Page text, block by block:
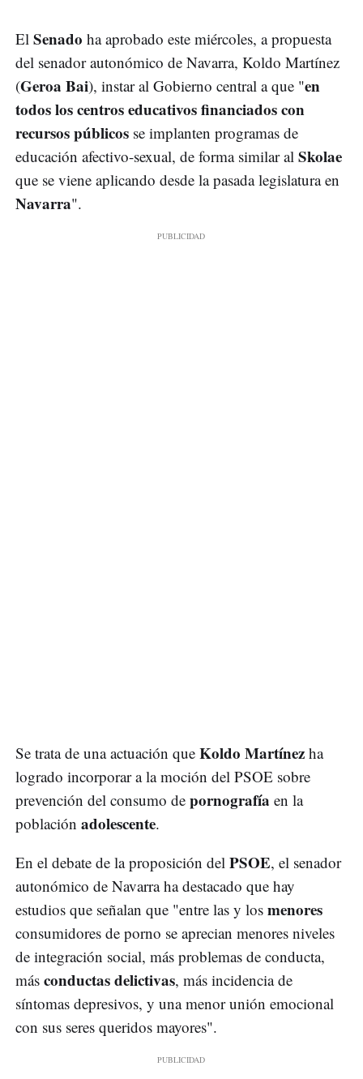
El Senado ha aprobado este miércoles, a propuesta
del senador autonómico de Navarra, Koldo Martínez
(Geroa Bai), instar al Gobierno central a que "en
todos los centros educativos financiados con
recursos públicos se implanten programas de
educación afectivo-sexual, de forma similar al Skolae
que se viene aplicando desde la pasada legislatura en
Navarra".
Se trata de una actuación que Koldo Martínez ha
logrado incorporar a la moción del PSOE sobre
prevención del consumo de pornografía en la
población adolescente.
En el debate de la proposición del PSOE, el senador
autonómico de Navarra ha destacado que hay
estudios que señalan que "entre las y los menores
consumidores de porno se aprecian menores niveles
de integración social, más problemas de conducta,
más conductas delictivas, más incidencia de
síntomas depresivos, y una menor unión emocional
con sus seres queridos mayores".